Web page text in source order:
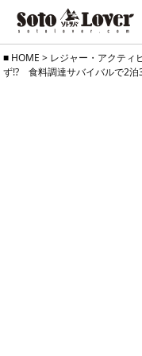
Skip
to
HOME > レジャー・アクティ
ず!? 食料調達サバイバルで2泊